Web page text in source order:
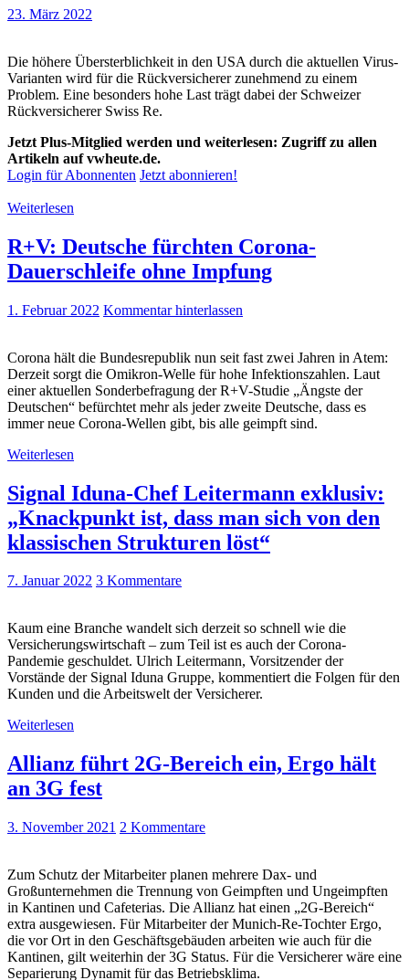
23. März 2022
Die höhere Übersterblichkeit in den USA durch die aktuellen Virus-
Varianten wird für die Rückversicherer zunehmend zu einem
Problem. Eine besonders hohe Last trägt dabei der Schweizer
Rückversicherer Swiss Re.
Jetzt Plus-Mitglied werden und weiterlesen: Zugriff zu allen
Artikeln auf vwheute.de.
Login für Abonnenten Jetzt abonnieren!
Weiterlesen
R+V: Deutsche fürchten Corona-
Dauerschleife ohne Impfung
1. Februar 2022 Kommentar hinterlassen
Corona hält die Bundesrepublik nun seit fast zwei Jahren in Atem:
Derzeit sorgt die Omikron-Welle für hohe Infektionszahlen. Laut
einer aktuellen Sonderbefragung der R+V-Studie „Ängste der
Deutschen“ befürchtet mehr als jeder zweite Deutsche, dass es
immer neue Corona-Wellen gibt, bis alle geimpft sind.
Weiterlesen
Signal Iduna-Chef Leitermann exklusiv:
„Knackpunkt ist, dass man sich von den
klassischen Strukturen löst“
7. Januar 2022 3 Kommentare
Kaum eine Branche wandelt sich derzeit so schnell wie die
Versicherungswirtschaft – zum Teil ist es auch der Corona-
Pandemie geschuldet. Ulrich Leitermann, Vorsitzender der
Vorstände der Signal Iduna Gruppe, kommentiert die Folgen für den
Kunden und die Arbeitswelt der Versicherer.
Weiterlesen
Allianz führt 2G-Bereich ein, Ergo hält
an 3G fest
3. November 2021 2 Kommentare
Zum Schutz der Mitarbeiter planen mehrere Dax- und
Großunternehmen die Trennung von Geimpften und Ungeimpften
in Kantinen und Cafeterias. Die Allianz hat einen „2G-Bereich“
extra ausgewiesen. Für Mitarbeiter der Munich-Re-Tochter Ergo,
die vor Ort in den Geschäftsgebäuden arbeiten wie auch für die
Kantinen, gilt weiterhin der 3G Status. Für die Versicherer wäre eine
Separierung Dynamit für das Betriebsklima.